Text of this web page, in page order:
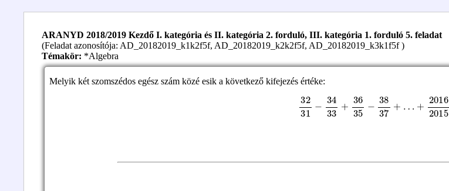
ARANYD 2018/2019 Kezdő I. kategória és II. kategória 2. forduló, III. kategória 1. forduló 5. feladat
(Feladat azonosítója: AD_20182019_k1k2f5f, AD_20182019_k2k2f5f, AD_20182019_k3k1f5f )
Témakör: *Algebra
Melyik két szomszédos egész szám közé esik a következő kifejezés értéke:
32 31−34 33+36 38 37+…
+ 2016 2015 − 2017